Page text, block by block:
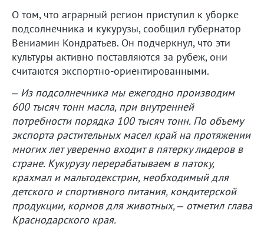
О том, что аграрный регион приступил к уборке
подсолнечника и кукурузы, сообщил губернатор
Вениамин Кондратьев. Он подчеркнул, что эти
культуры активно поставляются за рубеж, они
считаются экспортно-ориентированными.
– Из подсолнечника мы ежегодно производим
600 тысяч тонн масла, при внутренней
потребности порядка 100 тысяч тонн. По объему
экспорта растительных масел край на протяжении
многих лет уверенно входит в пятерку лидеров в
стране. Кукурузу перерабатываем в патоку,
крахмал и мальтодекстрин, необходимый для
детского и спортивного питания, кондитерской
продукции, кормов для животных, – отметил глава
Краснодарского края.